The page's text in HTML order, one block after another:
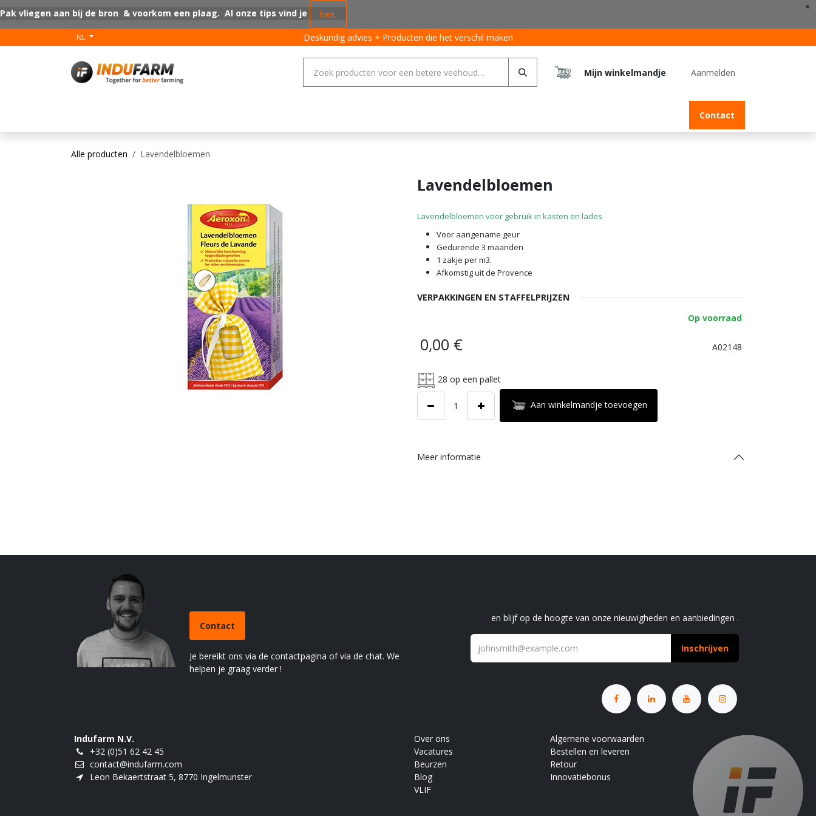
×
Pak vliegen aan bij de bron & voorkom een plaag. Al onze tips vind je hier.
NL Deskundig advies + Producten die het verschil maken
Mijn winkelmandje Aanmelden
Contact
Alle producten Lavendelbloemen
Lavendelbloemen
Lavendelbloemen voor gebruik in kasten en lades
Voor aangename geur
Gedurende 3 maanden
1 zakje per m3.
Afkomstig uit de Provence
VERPAKKINGEN EN STAFFELPRIJZEN
Op voorraad
0,00 € A02148
28 op een pallet
Aan winkelmandje toevoegen
Meer informatie
en blijf op de hoogte van onze nieuwigheden en aanbiedingen .
Inschrijven
Contact
Je bereikt ons via de contactpagina of via de chat. We
helpen je graag verder !
Indufarm N.V.
+32 (0)51 62 42 45
contact@indufarm.com
Leon Bekaertstraat 5, 8770 Ingelmunster
Algemene voorwaarden
Bestellen en leveren
Retour
Innovatiebonus
Over ons
Vacatures
Beurzen
Blog
VLIF